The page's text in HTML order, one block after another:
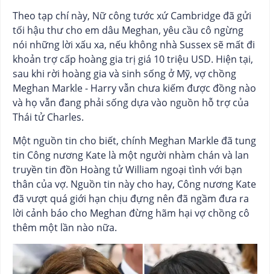
Theo tạp chí này, Nữ công tước xứ Cambridge đã gửi
tối hậu thư cho em dâu Meghan, yêu cầu cô ngừng
nói những lời xấu xa, nếu không nhà Sussex sẽ mất đi
khoản trợ cấp hoàng gia trị giá 10 triệu USD. Hiện tại,
sau khi rời hoàng gia và sinh sống ở Mỹ, vợ chồng
Meghan Markle - Harry vẫn chưa kiếm được đồng nào
và họ vẫn đang phải sống dựa vào nguồn hỗ trợ của
Thái tử Charles.
Một nguồn tin cho biết, chính Meghan Markle đã tung
tin Công nương Kate là một người nhàm chán và lan
truyền tin đồn Hoàng tử William ngoại tình với bạn
thân của vợ. Nguồn tin này cho hay, Công nương Kate
đã vượt quá giới hạn chịu đựng nên đã ngầm đưa ra
lời cảnh báo cho Meghan đừng hãm hại vợ chồng cô
thêm một lần nào nữa.